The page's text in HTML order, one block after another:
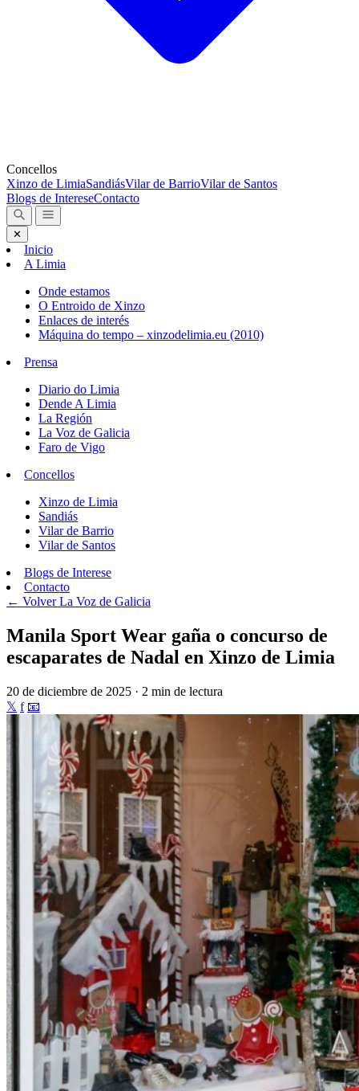
Concellos
Xinzo de LimiaSandiásVilar de BarrioVilar de Santos
Blogs de IntereseContacto
✕
Inicio
A Limia
Onde estamos
O Entroido de Xinzo
Enlaces de interés
Máquina do tempo – xinzodelimia.eu (2010)
Prensa
Diario do Limia
Dende A Limia
La Región
La Voz de Galicia
Faro de Vigo
Concellos
Xinzo de Limia
Sandiás
Vilar de Barrio
Vilar de Santos
Blogs de Interese
Contacto
← VolverLa Voz de Galicia
Manila Sport Wear gaña o concurso de
escaparates de Nadal en Xinzo de Limia
20 de diciembre de 2025 · 2 min de lectura
𝕏 f 📧